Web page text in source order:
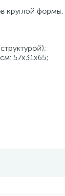
круглой формы;
57x31x65;